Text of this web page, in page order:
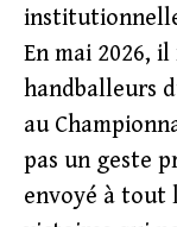
institutionnelle
En mai 2026,
handballeurs
au
pas un geste
envoyé à tout